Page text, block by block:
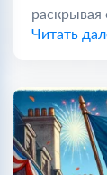
раскрывая
Читать